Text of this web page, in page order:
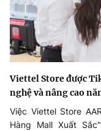
Viettel Store được
nghệ và nâng cao
Việc Viettel Store
Hàng Mall Xuất